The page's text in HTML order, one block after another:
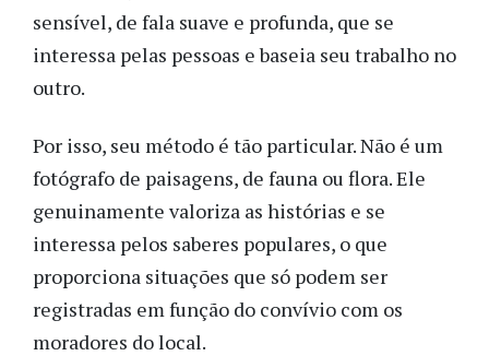
sensível, de fala suave e profunda, que se
interessa pelas pessoas e baseia seu trabalho no
outro.
Por isso, seu método é tão particular. Não é um
fotógrafo de paisagens, de fauna ou flora. Ele
genuinamente valoriza as histórias e se
interessa pelos saberes populares, o que
proporciona situações que só podem ser
registradas em função do convívio com os
moradores do local.